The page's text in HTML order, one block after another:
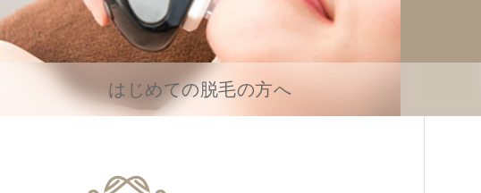
はじめての脱毛の方へ